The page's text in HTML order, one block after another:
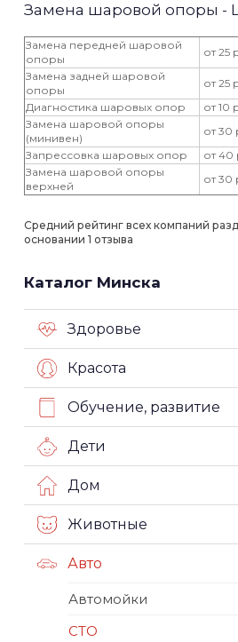
Замена шаровой опоры -
Замена передней шаровой
опоры
от 25
Замена задней шаровой
опоры
от 25
Диагностика шаровых опор
от 10
Замена шаровой опоры
(минивен)
от 30
Запрессовка шаровых опор
от 40
Замена шаровой опоры
верхней
от 30
Средний рейтинг всех компаний
основании 1 отзыва
Каталог Минска
Здоровье
Красота
Обучение, развитие
Дети
Дом
Животные
Авто
Автомойки
СТО